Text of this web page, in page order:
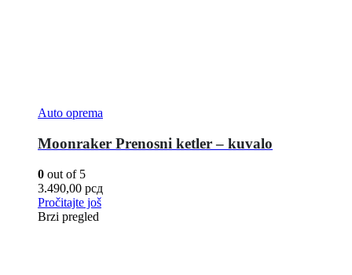
Auto oprema
Moonraker Prenosni ketler – kuvalo
0 out of 5
3.490,00 рсд
Pročitajte još
Brzi pregled